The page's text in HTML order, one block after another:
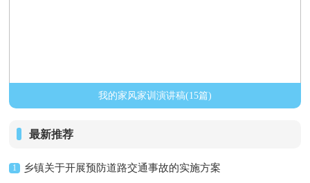
我的家风家训演讲稿(15篇)
最新推荐
1 乡镇关于开展预防道路交通事故的实施方案